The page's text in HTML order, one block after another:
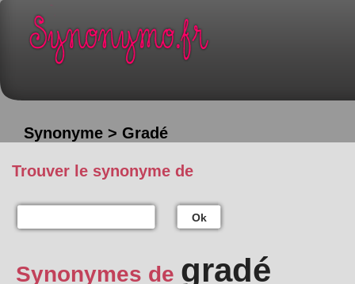
Synonyme > Gradé
Trouver le synonyme de
Ok
Synonymes de gradé